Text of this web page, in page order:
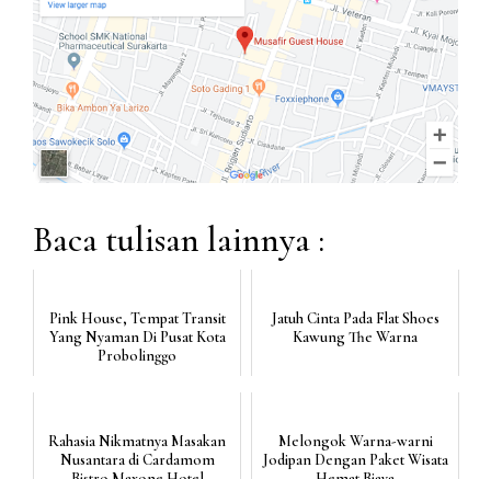
Baca tulisan lainnya :
Pink House, Tempat Transit
Yang Nyaman Di Pusat Kota
Probolinggo
Jatuh Cinta Pada Flat Shoes
Kawung The Warna
Rahasia Nikmatnya Masakan
Nusantara di Cardamom
Melongok Warna-warni
Jodipan Dengan Paket Wisata